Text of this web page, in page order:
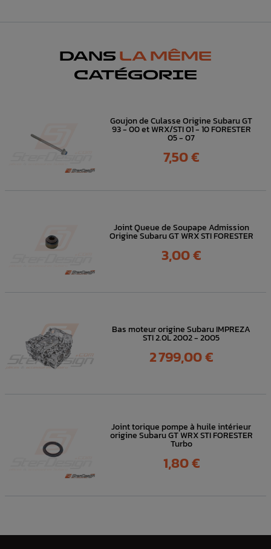
DANS LA MÊME
CATÉGORIE
Goujon de Culasse Origine Subaru GT
93 - 00 et WRX/STI 01 - 10 FORESTER
05 - 07
Prix
7,50 €
Joint Queue de Soupape Admission
Origine Subaru GT WRX STI FORESTER
Prix
3,00 €
Bas moteur origine Subaru IMPREZA
STI 2.0L 2002 - 2005
Prix
2 799,00 €
Joint torique pompe à huile intérieur
origine Subaru GT WRX STI FORESTER
Turbo
Prix
1,80 €